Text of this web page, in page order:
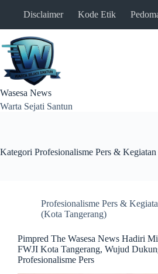
Disclaimer Kode Etik
Wasesa News
Warta Sejati Santun
Kategori Profesionalisme Pers &
Profesionalisme Pers &
(Kota Tangerang)
Pimpred The Wasesa News Hadiri
FWJI Kota Tangerang, Wujud
Profesionalisme Pers